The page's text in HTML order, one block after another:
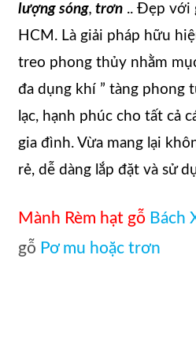
lượng sóng, trơn .. Đẹp với
HCM. Là giải pháp hữu
treo phong thủy nhằm
đa dụng khí ” tàng phong
lạc, hạnh phúc cho tất cả
gia đình. Vừa mang lại
rẻ, dễ dàng lắp đặt và sử
Mành Rèm hạt gỗ Bách
gỗ Pơ mu hoặc trơn